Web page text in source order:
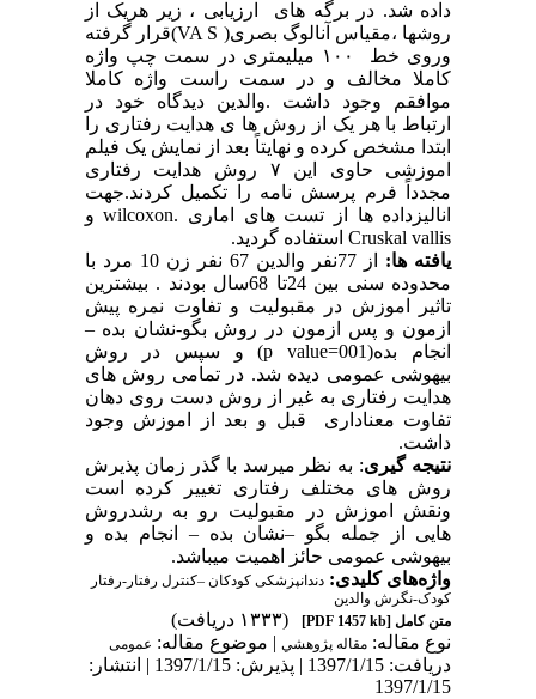
داده شد. در برگه های ارزیابی ، زیر هریک از
روشها ،مقیاس آنالوگ بصری( VA S)قرار گرفته
وروی خط ١٠٠ میلیمتری در سمت چپ واژه
کاملا مخالف و در سمت راست واژه کاملا
موافقم وجود داشت .والدین دیدگاه خود در
ارتباط با هر یک از روش ها ی هدایت رفتاری را
ابتدا مشخص کرده و نهایتاً بعد از نمایش یک فیلم
اموزشی حاوی این ٧ روش هدایت رفتاری
مجدداً فرم پرسش نامه را تکمیل کردند.جهت
انالیزداده ها از تست های اماری .wilcoxonو
Cruskal vallisاستفاده گردید.
یافته ها:
از 77نفر والدین 67 نفر زن 10 مرد با
محدوده سنی بین 24تا 68سال بودند . بیشترین
تاثیر اموزش در مقبولیت و تفاوت نمره پیش
ازمون و پس ازمون در روش بگو-نشان بده –
انجام بده(p value=001) و سپس در روش
بیهوشی عمومی دیده شد. در تمامی روش های
هدایت رفتاری به غیر از روش دست روی دهان
تفاوت معناداری قبل و بعد از اموزش وجود
داشت.
نتیجه گیری: به نظر میرسد با گذر زمان پذیرش
روش های مختلف رفتاری تغییر کرده است
ونقش اموزش در مقبولیت رو به رشدروش
هایی از جمله بگو –نشان بده – انجام بده و
بیهوشی عمومی حائز اهمیت میباشد.
واژه‌های کلیدی: دندانپزشکی کودکان –کنترل رفتار-رفتار
کودک-نگرش والدین
متن کامل[PDF 1457 kb]
(۱۳۳۳ دریافت)
نوع مقاله: مقاله پژوهشي| موضوع مقاله: عمومى
دریافت: 1397/1/15 | پذیرش: 1397/1/15 | انتشار:
1397/1/15